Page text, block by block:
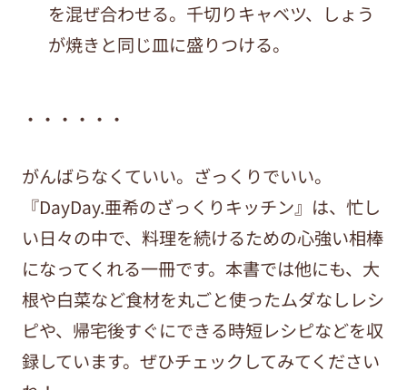
を混ぜ合わせる。千切りキャベツ、しょう
が焼きと同じ皿に盛りつける。
・・・・・・
がんばらなくていい。ざっくりでいい。
『DayDay.亜希のざっくりキッチン』は、忙し
い日々の中で、料理を続けるための心強い相棒
になってくれる一冊です。本書では他にも、大
根や白菜など食材を丸ごと使ったムダなしレシ
ピや、帰宅後すぐにできる時短レシピなどを収
録しています。ぜひチェックしてみてください